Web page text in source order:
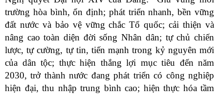
trường hòa bình, ổn định; phát triển nhanh, bền vững
đất nước và bảo vệ vững chắc Tổ quốc; cải thiện và
nâng cao toàn diện đời sống Nhân dân; tự chủ chiến
lược, tự cường, tự tin, tiến mạnh trong kỷ nguyên mới
của dân tộc; thực hiện thắng lợi mục tiêu đến năm
2030, trở thành nước đang phát triển có công nghiệp
hiện đại, thu nhập trung bình cao; hiện thực hóa tầm